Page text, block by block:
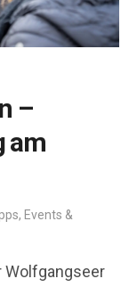
–
am
, Events &
Wolfgangseer